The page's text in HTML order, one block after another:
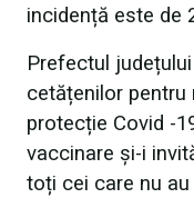
incidență este de
Prefectul
cetățenilor pentru
protecție Covid -
vaccinare și-i
toți cei care nu